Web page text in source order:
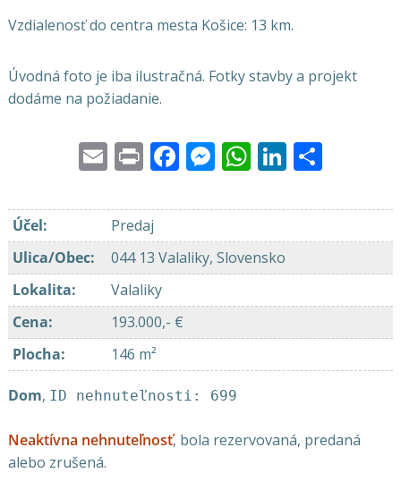
Vzdialenosť do centra mesta Košice: 13 km.
Úvodná foto je iba ilustračná. Fotky stavby a projekt
dodáme na požiadanie.
EmailPrintFacebook
Messenger
WhatsApp
LinkedIn
Účel:
Predaj
Ulica/Obec:
044 13 Valaliky, Slovensko
Lokalita:
Valaliky
Cena:
193.000,- €
Plocha: 146 m²
Dom, ID nehnuteľnosti: 699
Neaktívna nehnuteľnosť, bola rezervovaná, predaná
alebo zrušená.